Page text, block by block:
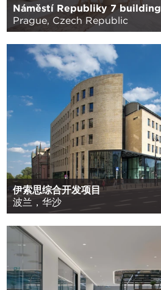
Náměstí Republiky 7 building
Prague, Czech Republic
伊索思综合开发项目
波兰，华沙